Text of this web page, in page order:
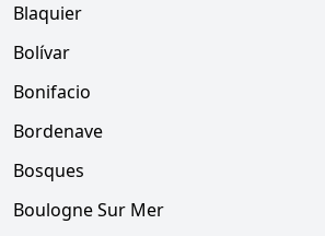
Blaquier
Bolívar
Bonifacio
Bordenave
Bosques
Boulogne Sur Mer